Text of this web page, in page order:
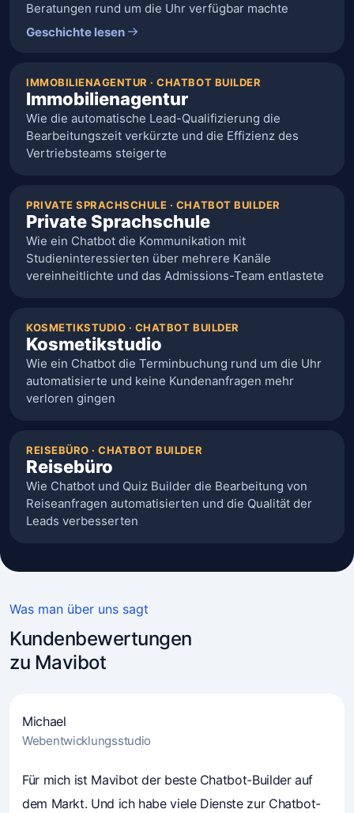
Beratungen rund um die Uhr verfügbar machte
Geschichte lesen
IMMOBILIENAGENTUR · CHATBOT BUILDER
Immobilienagentur
Wie die automatische Lead-Qualifizierung die
Bearbeitungszeit verkürzte und die Effizienz des
Vertriebsteams steigerte
PRIVATE SPRACHSCHULE · CHATBOT BUILDER
Private Sprachschule
Wie ein Chatbot die Kommunikation mit
Studieninteressierten über mehrere Kanäle
vereinheitlichte und das Admissions-Team entlastete
KOSMETIKSTUDIO · CHATBOT BUILDER
Kosmetikstudio
Wie ein Chatbot die Terminbuchung rund um die Uhr
automatisierte und keine Kundenanfragen mehr
verloren gingen
REISEBÜRO · CHATBOT BUILDER
Reisebüro
Wie Chatbot und Quiz Builder die Bearbeitung von
Reiseanfragen automatisierten und die Qualität der
Leads verbesserten
Was man über uns sagt
Kundenbewertungen
zu Mavibot
4.7(241)
Unternehmer vertrauen Mavibot
Michael
Webentwicklungsstudio
Für mich ist Mavibot der beste Chatbot-Builder auf
dem Markt. Und ich habe viele Dienste zur Chatbot-